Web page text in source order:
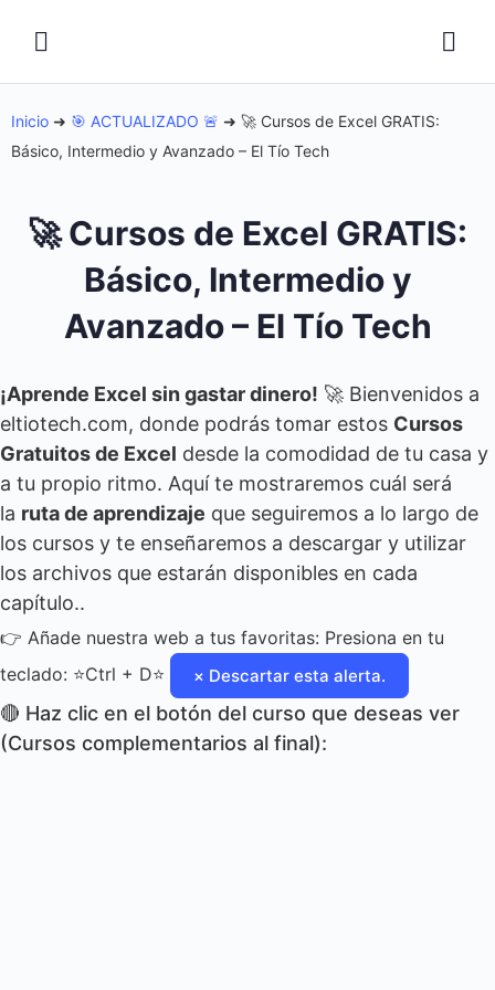
Inicio ➜ 🎯 ACTUALIZADO 🚨 ➜ 🚀 Cursos de Excel GRATIS:
Básico, Intermedio y Avanzado – El Tío Tech
🚀 Cursos de Excel GRATIS:
Básico, Intermedio y
Avanzado – El Tío Tech
¡Aprende Excel sin gastar dinero! 🚀 Bienvenidos a
eltiotech.com, donde podrás tomar estos Cursos
Gratuitos de Excel desde la comodidad de tu casa y
a tu propio ritmo. Aquí te mostraremos cuál será
la ruta de aprendizaje que seguiremos a lo largo de
los cursos y te enseñaremos a descargar y utilizar
los archivos que estarán disponibles en cada
capítulo..
👉 Añade nuestra web a tus favoritas: Presiona en tu
teclado: ⭐Ctrl + D⭐
× Descartar esta alerta.
🔴 Haz clic en el botón del curso que deseas ver
(Cursos complementarios al final):